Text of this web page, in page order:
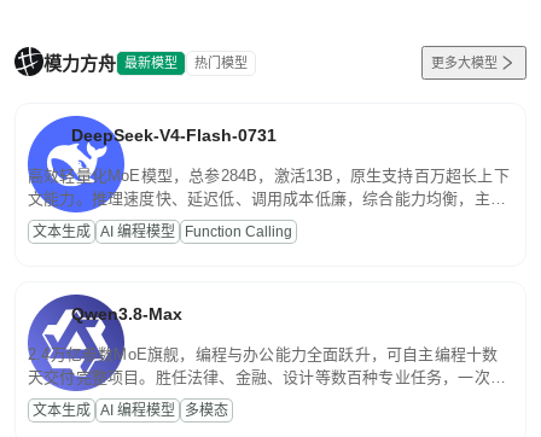
模力方舟 最新模型 热门模型 更多大模型
DeepSeek-V4-Flash-0731
高效轻量化MoE模型，总参284B，激活13B，原生支持百万超长上下
文能力。推理速度快、延迟低、调用成本低廉，综合能力均衡，主打
高并发、轻量化任务，适合日常对话、内容创作、基础 RAG、批量
文案处理等普惠刚需场景。
文本生成 AI 编程模型 Function Calling
Qwen3.8-Max
2.4万亿参数MoE旗舰，编程与办公能力全面跃升，可自主编程十数
天交付完整项目。胜任法律、金融、设计等数百种专业任务，一次对
话端到端交付生产级成果。原生视觉理解贯穿规划、执行与验证全流
程，支持超长文档与长视频的深度语义解析。长程任务中自主规划与
文本生成 AI 编程模型 多模态